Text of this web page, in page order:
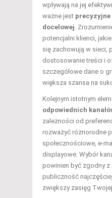
wpływają na jej
ważne jest precyzyjne
docelowej .
potencjalni klienci,
się zachowują w sieci,
dostosowanie treści i
szczegółowe dane o
większa szansa na
Kolejnym istotnym
odpowiednich
zależności od
rozważyć różnorodne
społecznościowe, e-
displayowe. Wybór
powinien być zgodny
publiczność
zwiększy zasięg